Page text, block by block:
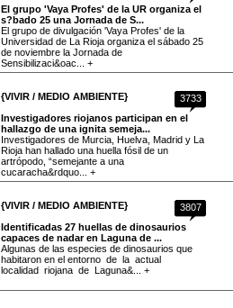
El grupo 'Vaya Profes' de la UR organiza el
s?bado 25 una Jornada de S...
El grupo de divulgación 'Vaya Profes' de la
Universidad de La Rioja organiza el sábado 25
de noviembre la Jornada de
Sensibilizaci&oac... +
3733
{VIVIR / MEDIO AMBIENTE}
Investigadores riojanos participan en el
hallazgo de una ignita semeja...
Investigadores de Murcia, Huelva, Madrid y La
Rioja han hallado una huella fósil de un
artrópodo, “semejante a una
cucaracha&rdquo... +
3807
{VIVIR / MEDIO AMBIENTE}
Identificadas 27 huellas de dinosaurios
capaces de nadar en Laguna de ...
Algunas de las especies de dinosaurios que
habitaron en el entorno de la actual
localidad riojana de Laguna&... +